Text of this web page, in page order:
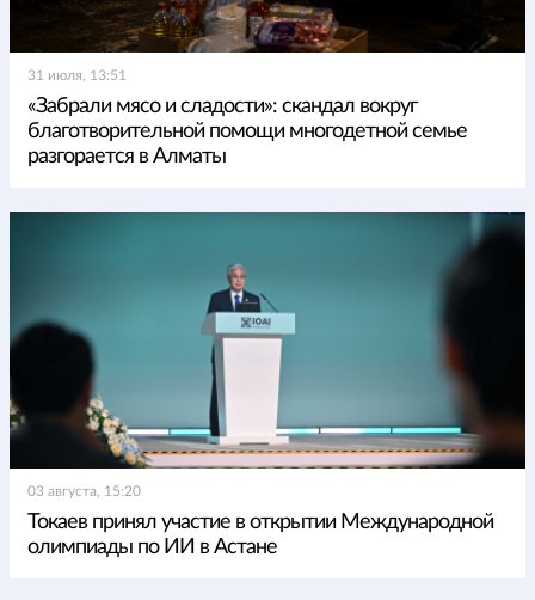
31 июля, 13:51
«Забрали мясо и сладости»: скандал вокруг
благотворительной помощи многодетной семье
разгорается в Алматы
03 августа, 15:20
Токаев принял участие в открытии Международной
олимпиады по ИИ в Астане